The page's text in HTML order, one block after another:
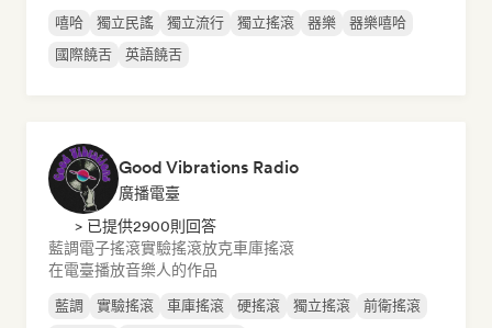
嘻哈 獨立民謠 獨立流行 獨立搖滾 器樂
器樂嘻哈
國際饒舌
英語饒舌
Good Vibrations Radio
廣播電臺
> 已提供2900則回答
藍調電子搖滾實驗搖滾放克車庫搖滾
在電臺播放音樂人的作品
藍調 實驗搖滾 車庫搖滾 硬搖滾 獨立搖滾
前衛搖滾